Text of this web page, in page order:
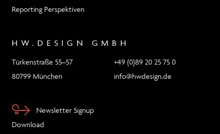
Reporting Perspektiven
HW.DESIGN GMBH
Türkenstraße 55–57
80799 München
+49 (0)89 20 25 75 0
info@hwdesign.de
Newsletter Signup
Download